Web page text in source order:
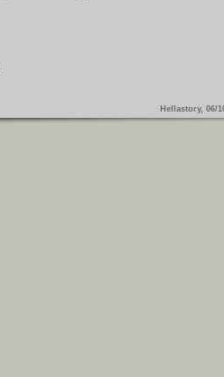
Hellastory, 06/